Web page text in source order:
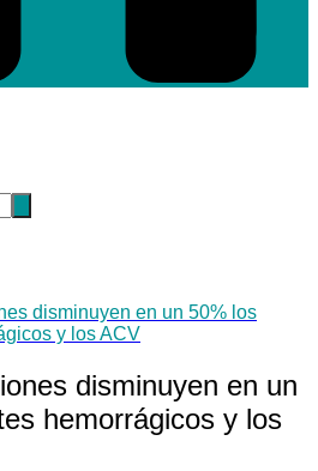
disminuyen en un 50% los
y los ACV
disminuyen en un
hemorrágicos y los